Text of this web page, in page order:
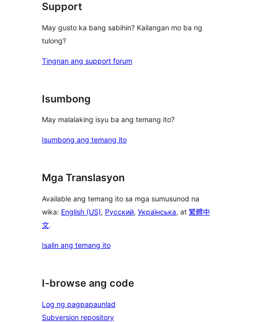
Support
May gusto ka bang sabihin? Kailangan mo ba ng
tulong?
Tingnan ang support forum
Isumbong
May malalaking isyu ba ang temang ito?
Isumbong ang temang ito
Mga Translasyon
Available ang temang ito sa mga sumusunod na
wika: English (US), Русский, Українська, at 繁體中
文.
Isalin ang temang ito
I-browse ang code
Log ng pagpapaunlad
Subversion repository